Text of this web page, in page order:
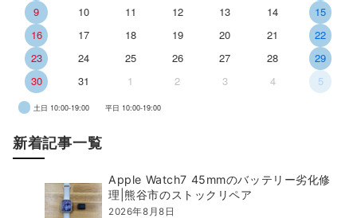
9
10 11 12 13 14
15
16
17 18 19 20 21
22
23
24 25 26 27 28
29
30
31 1 2 3 4 5
土日 10:00-19:00 平日 10:00-19:00
新着記事一覧
Apple Watch7 45mmのバッテリー劣化修
理|熊谷市のストックリペア
2026年8月8日